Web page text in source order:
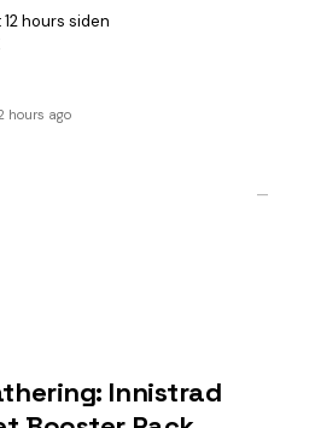
hours siden
hours ago
—
Innistrad